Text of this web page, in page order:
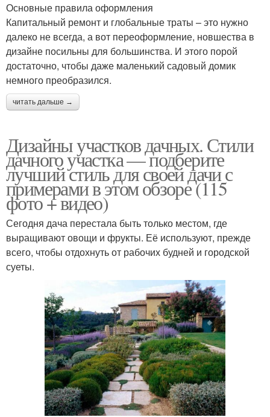
Основные правила оформления
Капитальный ремонт и глобальные траты – это нужно
далеко не всегда, а вот переоформление, новшества в
дизайне посильны для большинства. И этого порой
достаточно, чтобы даже маленький садовый домик
немного преобразился.
читать дальше →
Дизайны участков дачных. Стили
дачного участка — подберите
лучший стиль для своей дачи с
примерами в этом обзоре (115
фото + видео)
Сегодня дача перестала быть только местом, где
выращивают овощи и фрукты. Её используют, прежде
всего, чтобы отдохнуть от рабочих будней и городской
суеты.